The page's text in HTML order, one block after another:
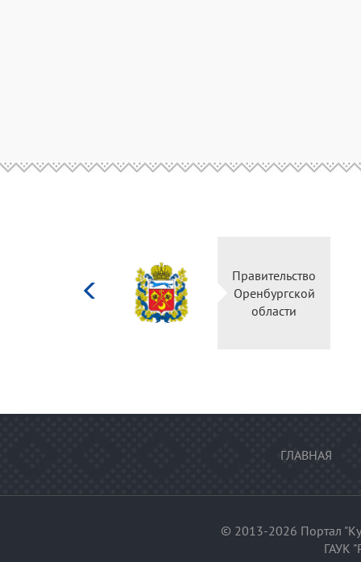
Министерство
культуры
Российской
федерации
ГЛАВНАЯ
© 2013-2026 Портал
ГАУК